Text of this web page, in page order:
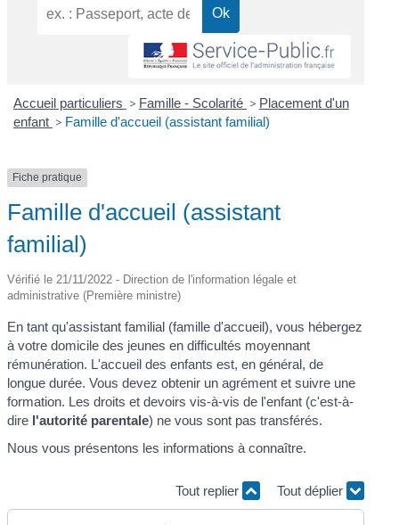
Accueil particuliers > Famille - Scolarité > Placement d'un
enfant > Famille d'accueil (assistant familial)
Fiche pratique
Famille d'accueil (assistant
familial)
Vérifié le 21/11/2022 - Direction de l'information légale et
administrative (Première ministre)
En tant qu'assistant familial (famille d'accueil), vous hébergez
à votre domicile des jeunes en difficultés moyennant
rémunération. L'accueil des enfants est, en général, de
longue durée. Vous devez obtenir un agrément et suivre une
formation. Les droits et devoirs vis-à-vis de l'enfant (c'est-à-
dire l'autorité parentale) ne vous sont pas transférés.
Nous vous présentons les informations à connaître.
Tout replier Tout déplier